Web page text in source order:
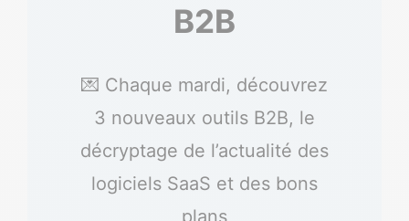
B2B
💌 Chaque mardi, découvrez
3 nouveaux outils B2B, le
décryptage de l’actualité des
logiciels SaaS et des bons
plans